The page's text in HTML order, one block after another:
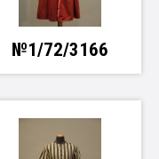
№1/72/3166